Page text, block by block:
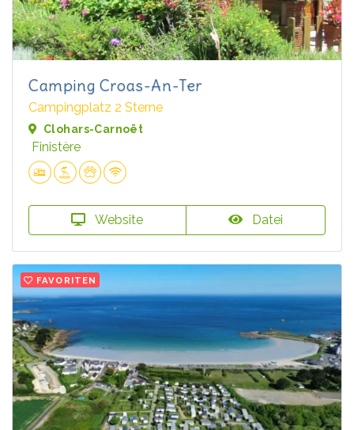
Camping Croas-An-Ter
Campingplatz 2 Sterne
Clohars-Carnoët
Finistère
Website Datei
FAVORITEN